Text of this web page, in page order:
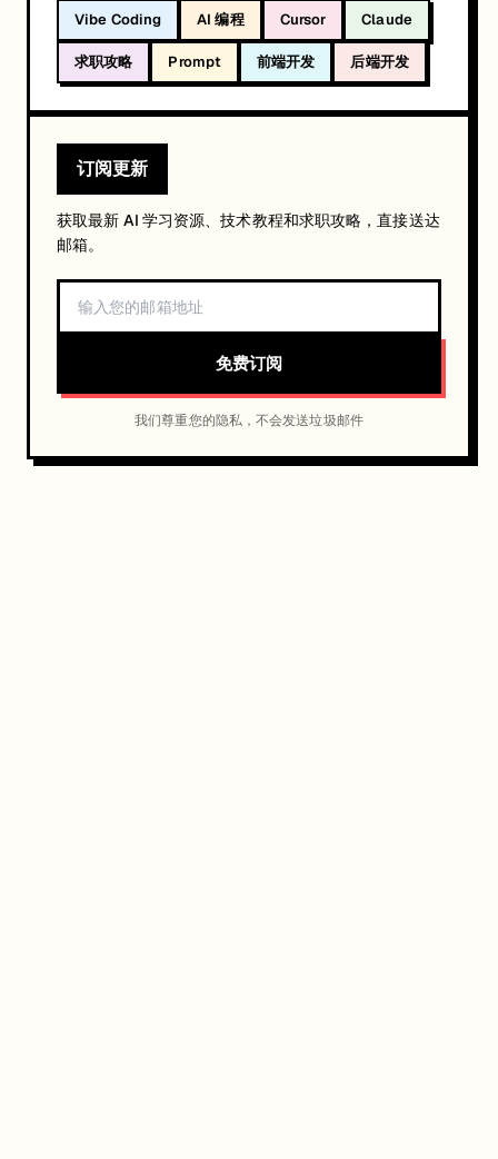
Vibe Coding AI 编程 Cursor Claude
求职攻略 Prompt 前端开发 后端开发
订阅更新
获取最新 AI 学习资源、技术教程和求职攻略，直接送达
邮箱。
免费订阅
我们尊重您的隐私，不会发送垃圾邮件